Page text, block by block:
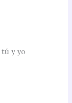
tú y yo